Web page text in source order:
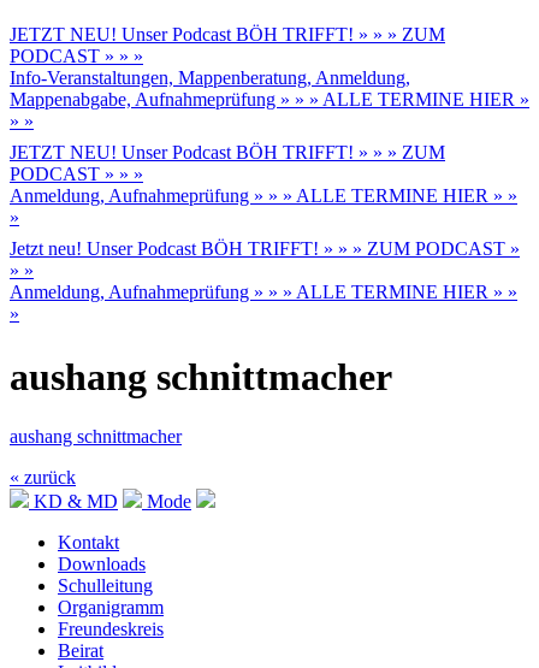
JETZT NEU! Unser Podcast BÖH TRIFFT! » » » ZUM
PODCAST » » »
Info-Veranstaltungen, Mappenberatung, Anmeldung,
Mappenabgabe, Aufnahmeprüfung » » » ALLE TERMINE HIER »
» »
JETZT NEU! Unser Podcast BÖH TRIFFT! » » » ZUM
PODCAST » » »
Anmeldung, Aufnahmeprüfung » » » ALLE TERMINE HIER » »
»
Jetzt neu! Unser Podcast BÖH TRIFFT! » » » ZUM PODCAST »
» »
Anmeldung, Aufnahmeprüfung » » » ALLE TERMINE HIER » »
»
aushang schnittmacher
aushang schnittmacher
« zurück
KD & MD
Mode
Kontakt
Downloads
Schulleitung
Organigramm
Freundeskreis
Beirat